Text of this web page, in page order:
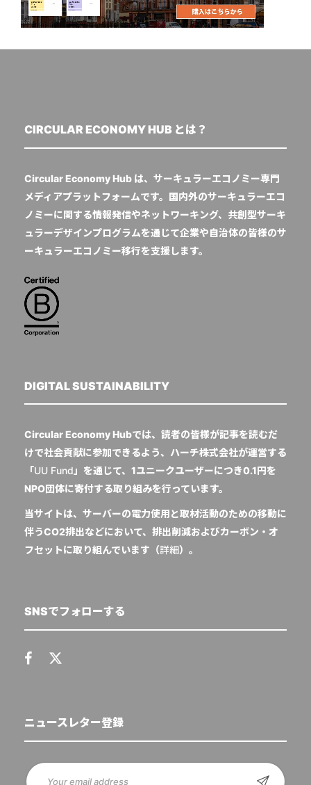
CIRCULAR ECONOMY HUB とは？
Circular Economy Hub は、サーキュラーエコノミー専門
メディアプラットフォームです。国内外のサーキュラーエコ
ノミーに関する情報発信やネットワーキング、共創型サーキ
ュラーデザインプログラムを通じて企業や自治体の皆様のサ
ーキュラーエコノミー移行を支援します。
DIGITAL SUSTAINABILITY
Circular Economy Hubでは、読者の皆様が記事を読むだ
けで社会貢献に参加できるよう、ハーチ株式会社が運営する
「UU Fund 」を通じて、1ユニークユーザーにつき0.1円を
NPO団体に寄付する取り組みを行っています。
当サイトは、サーバーの電力使用と取材活動のための移動に
伴うCO2排出などにおいて、排出削減およびカーボン・オ
フセットに取り組んでいます（詳細）。
SNSでフォローする
ニュースレター登録